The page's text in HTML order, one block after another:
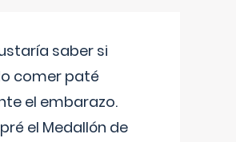
saber si
comer paté
el embarazo.
el Medallón de